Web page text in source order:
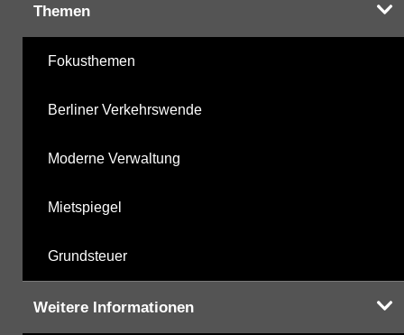
Themen
Fokusthemen
Berliner Verkehrswende
Moderne Verwaltung
Mietspiegel
Grundsteuer
Weitere Informationen